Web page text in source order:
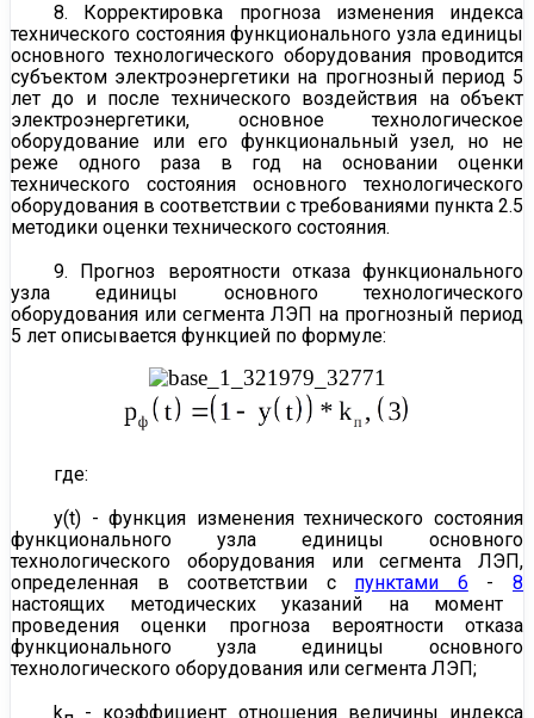
8. Корректировка прогноза изменения индекса
технического состояния функционального узла единицы
основного технологического оборудования проводится
субъектом электроэнергетики на прогнозный период 5
лет до и после технического воздействия на объект
электроэнергетики, основное технологическое
оборудование или его функциональный узел, но не
реже одного раза в год на основании оценки
технического состояния основного технологического
оборудования в соответствии с требованиями пункта 2.5
методики оценки технического состояния.
9. Прогноз вероятности отказа функционального
узла единицы основного технологического
оборудования или сегмента ЛЭП на прогнозный период
5 лет описывается функцией по формуле:
где:
y(t) - функция изменения технического состояния
функционального узла единицы основного
технологического оборудования или сегмента ЛЭП,
определенная в соответствии с пунктами 6 -8
настоящих методических указаний на момент
проведения оценки прогноза вероятности отказа
функционального узла единицы основного
технологического оборудования или сегмента ЛЭП;
k
- коэффициент отношения величины индекса